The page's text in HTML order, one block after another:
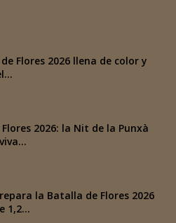
Flores 2026 llena de color y
2026: la Nit de la Punxà
la Batalla de Flores 2026
1,2...